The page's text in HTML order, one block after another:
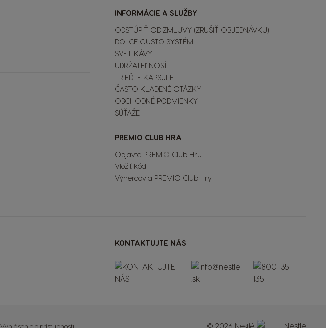
INFORMÁCIE A SLUŽBY
ODSTÚPIŤ OD ZMLUVY (ZRUŠIŤ OBJEDNÁVKU)
DOLCE GUSTO SYSTÉM
SVET KÁVY
UDRŽATEĽNOSŤ
TRIEĎTE KAPSULE
ČASTO KLADENÉ OTÁZKY
OBCHODNÉ PODMIENKY
SÚŤAŽE
PREMIO CLUB HRA
Objavte PREMIO Club Hru
Vložiť kód
Výhercovia PREMIO Club Hry
KONTAKTUJTE NÁS
Vyhlásenie o prístupnosti © 2026 Nestlé